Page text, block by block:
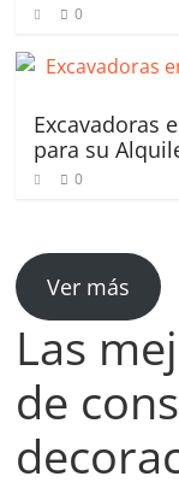
0
Excavadoras
para su
0
Ver más
Las
de